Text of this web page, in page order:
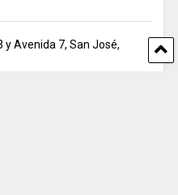
y Avenida 7, San José,